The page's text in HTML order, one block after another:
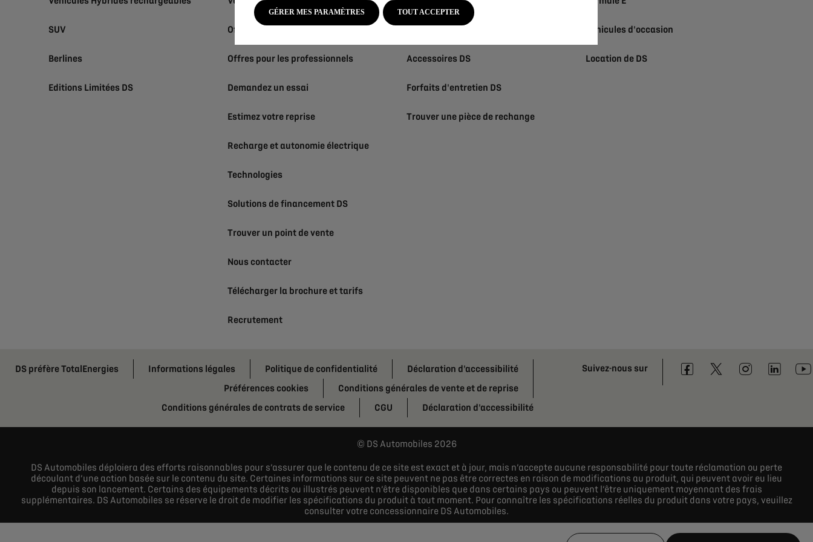
SUV
Berlines
Editions Limitées DS
Offres pour les particuliers
Offres pour les professionnels
Demandez un essai
Estimez votre reprise
Recharge et autonomie électrique
Technologies
Solutions de financement DS
Trouver un point de vente
Nous contacter
Télécharger la brochure et tarifs
Recrutement
Accessoires DS
Forfaits d'entretien DS
Trouver une pièce de rechange
Véhicules d'occasion
Location de DS
Suivez-nous sur
DS préfère TotalEnergies Informations légales Politique de confidentialité
Déclaration d'accessibilité
Préférences cookies
Conditions générales de vente et de reprise
Conditions générales de contrats de service
CGU Déclaration d'accessibilité
DS Automobiles 2026
DS Automobiles déploiera des efforts raisonnables pour s’assurer que le contenu de ce site est exact et à jour, mais n’accepte aucune responsabilité pour toute réclamation ou perte
découlant d’une action basée sur le contenu du site. Certaines informations sur ce site peuvent ne pas être correctes en raison de modifications au produit, qui peuvent avoir eu lieu
depuis son lancement. Certains des équipements décrits ou illustrés peuvent n’être disponibles que dans certains pays ou peuvent l’être uniquement moyennant des frais
supplémentaires. DS Automobiles se réserve le droit de modifier les spécifications du produit à tout moment. Pour connaître les spécifications réelles du produit dans votre pays, veuillez
consulter votre concessionnaire DS Automobiles.
GÉRER MES PARAMÈTRES TOUT ACCEPTER